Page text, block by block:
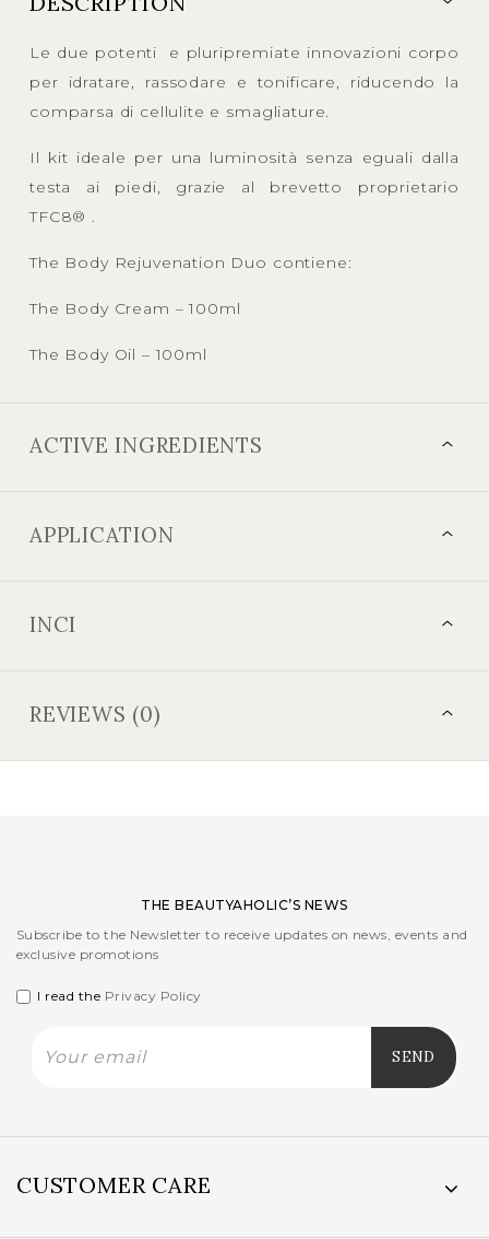
Le due potenti e pluripremiate innovazioni corpo
per idratare, rassodare e tonificare, riducendo la
comparsa di cellulite e smagliature.
Il kit ideale per una luminosità senza eguali dalla
testa ai piedi, grazie al brevetto proprietario
TFC8® .
The Body Rejuvenation Duo contiene:
The Body Cream – 100ml
The Body Oil – 100ml
ACTIVE INGREDIENTS
APPLICATION
INCI
REVIEWS (0)
THE BEAUTYAHOLIC’S NEWS
Subscribe to the Newsletter to receive updates on news, events and
exclusive promotions
I read the Privacy Policy
CUSTOMER CARE